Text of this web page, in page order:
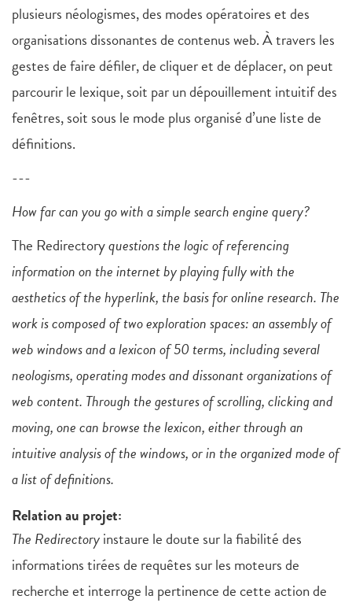
plusieurs néologismes, des modes opératoires et des
organisations dissonantes de contenus web. À travers les
gestes de faire défiler, de cliquer et de déplacer, on peut
parcourir le lexique, soit par un dépouillement intuitif des
fenêtres, soit sous le mode plus organisé d’une liste de
définitions.
---
How far can you go with a simple search engine query?
The Redirectoryquestions the logic of referencing
information on the internet by playing fully with the
aesthetics of the hyperlink, the basis for online research. The
work is composed of two exploration spaces: an assembly of
web windows and a lexicon of 50 terms, including several
neologisms, operating modes and dissonant organizations of
web content. Through the gestures of scrolling, clicking and
moving, one can browse the lexicon, either through an
intuitive analysis of the windows, or in the organized mode of
a list of definitions.
Relation au projet:
The Redirectoryinstaure le doute sur la fiabilité des
informations tirées de requêtes sur les moteurs de
recherche et interroge la pertinence de cette action de